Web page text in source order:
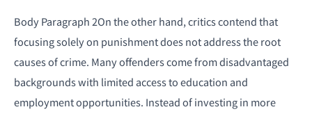
Body Paragraph 2On the other hand, critics contend that
focusing solely on punishment does not address the root
causes of crime. Many offenders come from disadvantaged
backgrounds with limited access to education and
employment opportunities. Instead of investing in more